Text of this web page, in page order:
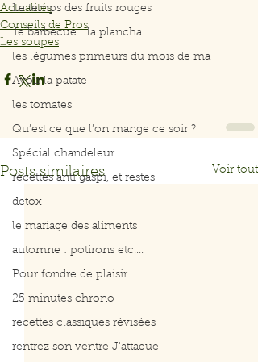
Le temps des fruits rouges
.le barbecue... la plancha
les légumes primeurs du mois de ma
Avoir la patate
les tomates
Qu’est ce que l’on mange ce soir ?
Spécial chandeleur
recettes anti gaspi, et restes
detox
le mariage des aliments
automne : potirons etc....
Pour fondre de plaisir
25 minutes chrono
recettes classiques révisées
rentrez son ventre J'attaque
Actualités
Conseils de Pros
Les soupes
Posts similaires Voir tout